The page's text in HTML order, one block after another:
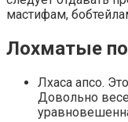
мастифам,
Лохматые
Лхаса апсо.
Довольно